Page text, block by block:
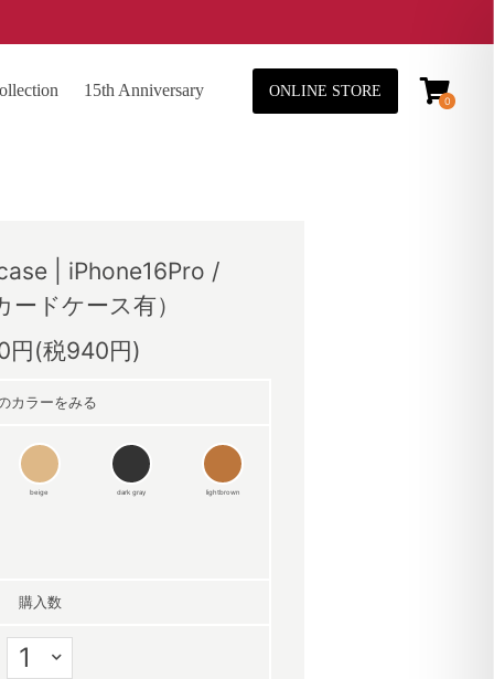
15th Anniversary ONLINE STORE
0
| iPhone16Pro /
ドケース有）
円(税940円)
カラーをみる
beige dark gray lightbrown
購入数